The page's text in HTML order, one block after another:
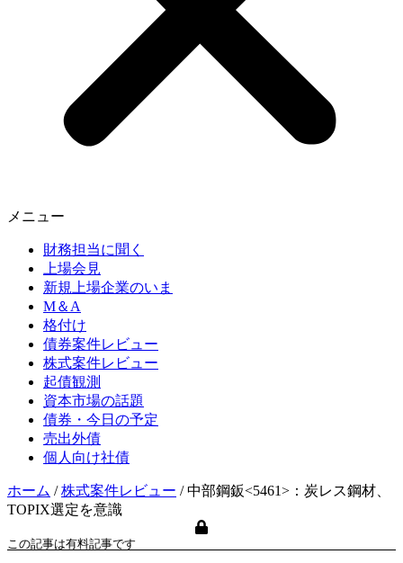
メニュー
財務担当に聞く
上場会見
新規上場企業のいま
M＆A
格付け
債券案件レビュー
株式案件レビュー
起債観測
資本市場の話題
債券・今日の予定
売出外債
個人向け社債
ホーム /株式案件レビュー /中部鋼鈑<5461>：炭レス鋼材、
TOPIX選定を意識
この記事は有料記事です